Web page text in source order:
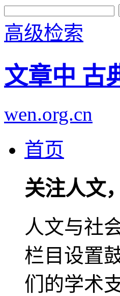
高级检索
文章中 古
wen.org.cn
首页
关注人文
人文与社
栏目设置
们的学术